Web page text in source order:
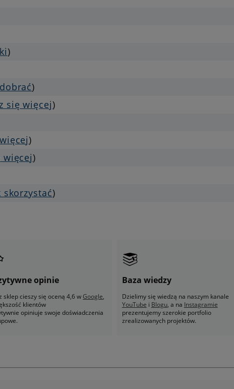
)
)
się więcej)
)
więcej)
skorzystać)
opinie
sklep cieszy się oceną 4,6 wGoogle,
klientów
opiniuje swoje doświadczenia
Baza wiedzy
Dzielimy się wiedzą na naszym kanale
YouTube i Blogu, a na Instagramie
prezentujemy szerokie portfolio
zrealizowanych projektów.